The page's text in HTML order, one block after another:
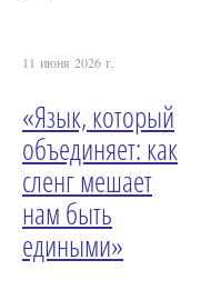
11 июня 2026 г.
«Язык, который
объединяет: как
сленг мешает
нам быть
едиными»